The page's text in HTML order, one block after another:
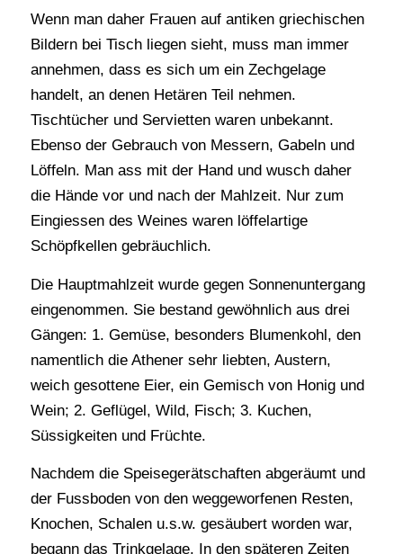
Wenn man daher Frauen auf antiken griechischen
Bildern bei Tisch liegen sieht, muss man immer
annehmen, dass es sich um ein Zechgelage
handelt, an denen Hetären Teil nehmen.
Tischtücher und Servietten waren unbekannt.
Ebenso der Gebrauch von Messern, Gabeln und
Löffeln. Man ass mit der Hand und wusch daher
die Hände vor und nach der Mahlzeit. Nur zum
Eingiessen des Weines waren löffelartige
Schöpfkellen gebräuchlich.
Die Hauptmahlzeit wurde gegen Sonnenuntergang
eingenommen. Sie bestand gewöhnlich aus drei
Gängen: 1. Gemüse, besonders Blumenkohl, den
namentlich die Athener sehr liebten, Austern,
weich gesottene Eier, ein Gemisch von Honig und
Wein; 2. Geflügel, Wild, Fisch; 3. Kuchen,
Süssigkeiten und Früchte.
Nachdem die Speisegerätschaften abgeräumt und
der Fussboden von den weggeworfenen Resten,
Knochen, Schalen u.s.w. gesäubert worden war,
begann das Trinkgelage. In den späteren Zeiten